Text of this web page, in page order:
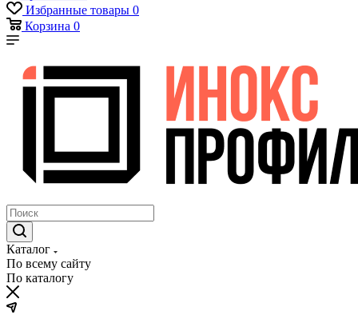
Избранные товары 0
Корзина 0
Каталог
По всему сайту
По каталогу